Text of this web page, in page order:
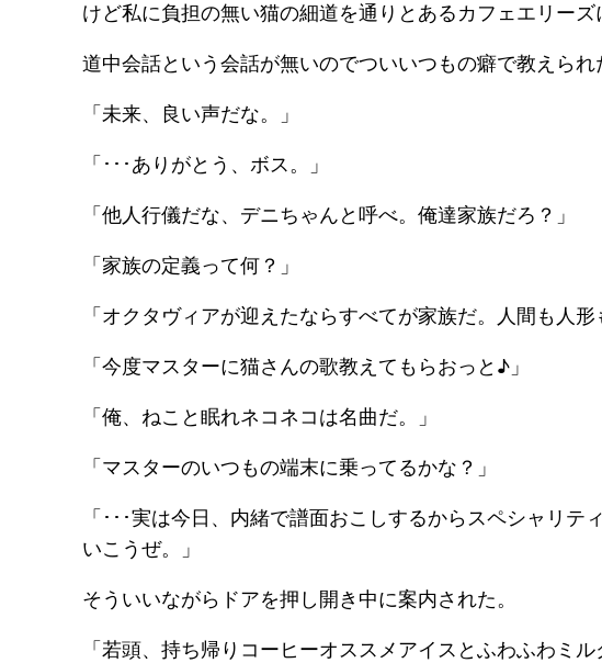
けど私に負担の無い猫の細道を通りとあるカフェエリーズ
道中会話という会話が無いのでついいつもの癖で教えられ
「未来、良い声だな。」
「･･･ありがとう、ボス。」
「他人行儀だな、デニちゃんと呼べ。俺達家族だろ？」
「家族の定義って何？」
「オクタヴィアが迎えたならすべてが家族だ。人間も人形
「今度マスターに猫さんの歌教えてもらおっと♪」
「俺、ねこと眠れネコネコは名曲だ。」
「マスターのいつもの端末に乗ってるかな？」
「･･･実は今日、内緒で譜面おこしするからスペシャリ
いこうぜ。」
そういいながらドアを押し開き中に案内された。
「若頭、持ち帰りコーヒーオススメアイスとふわふわミ